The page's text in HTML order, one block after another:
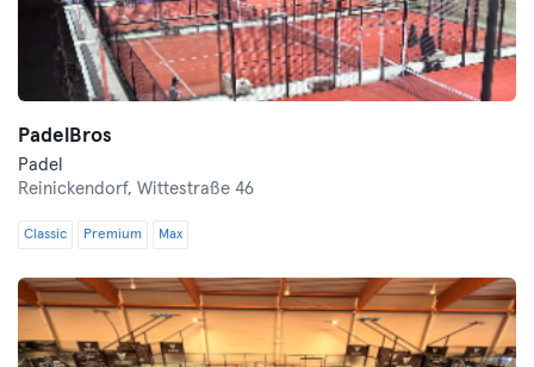
PadelBros
Padel
Reinickendorf, Wittestraße 46
Classic Premium Max